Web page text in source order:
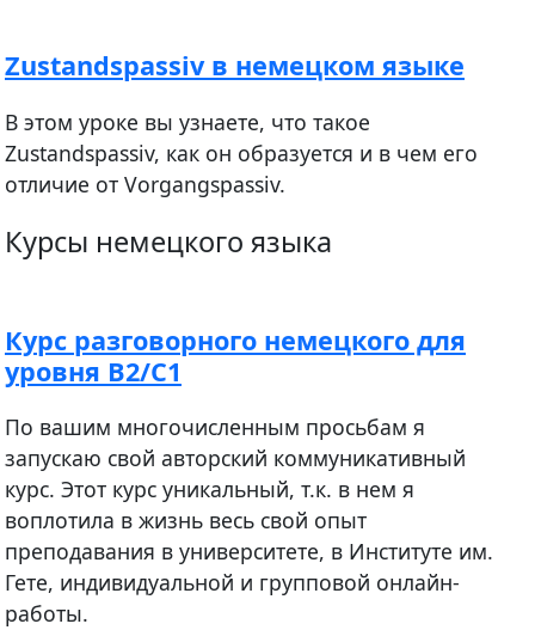
Zustandspassiv в немецком языке
В этом уроке вы узнаете, что такое
Zustandspassiv, как он образуется и в чем его
отличие от Vorgangspassiv.
Курсы немецкого языка
Курс разговорного немецкого для
уровня B2/C1
По вашим многочисленным просьбам я
запускаю свой авторский коммуникативный
курс. Этот курс уникальный, т.к. в нем я
воплотила в жизнь весь свой опыт
преподавания в университете, в Институте им.
Гете, индивидуальной и групповой онлайн-
работы.